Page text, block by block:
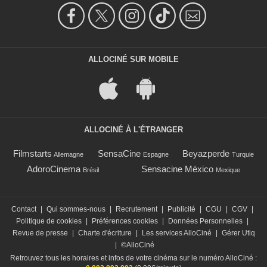
ALLOCINÉ SUR MOBILE
ALLOCINÉ À L'ÉTRANGER
Filmstarts Allemagne SensaCine Espagne Beyazperde Turquie
AdoroCinema Brésil Sensacine México Mexique
Contact Qui sommes-nous Recrutement Publicité CGU CGV
Politique de cookies
Préférences cookies Données Personnelles
Revue de presse
Charte d'écriture Les services AlloCiné
Gérer Utiq
©AlloCiné
Retrouvez tous les horaires et infos de votre cinéma sur le numéro AlloCiné :